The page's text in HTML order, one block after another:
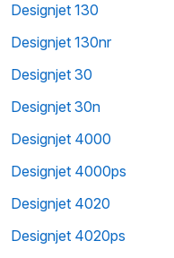
Designjet 130
Designjet 130nr
Designjet 30
Designjet 30n
Designjet 4000
Designjet 4000ps
Designjet 4020
Designjet 4020ps